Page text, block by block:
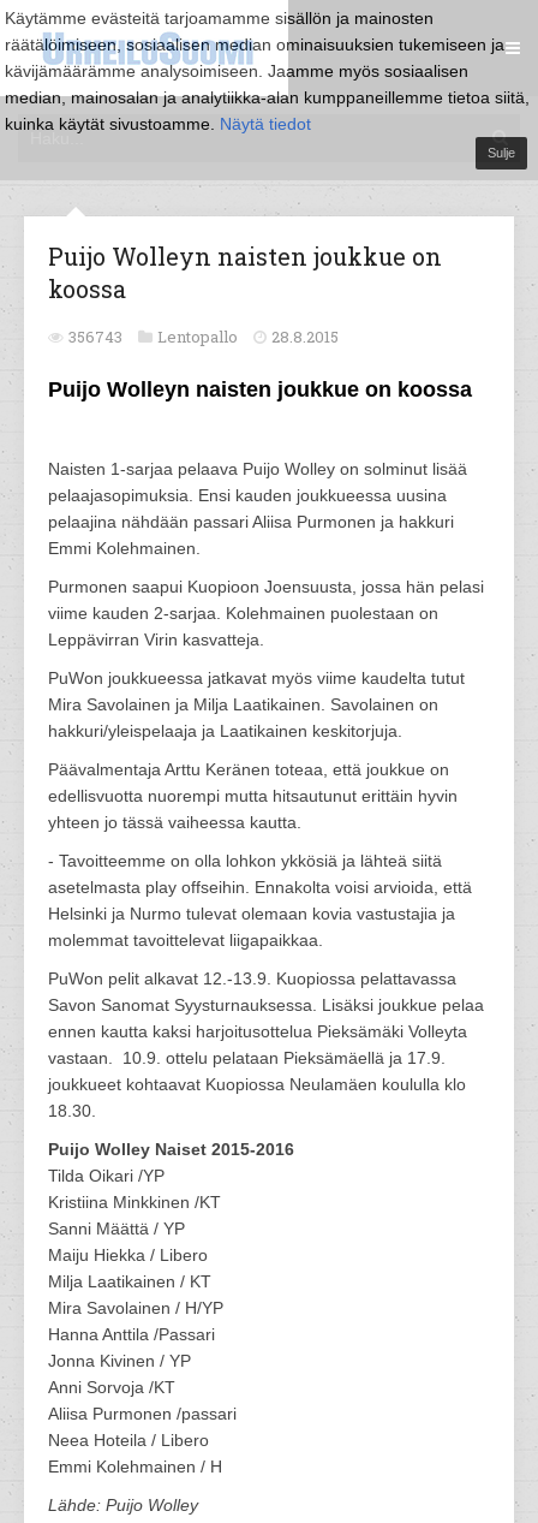
Käytämme evästeitä tarjoamamme sisällön ja mainosten
räätälöimiseen, sosiaalisen median ominaisuuksien tukemiseen ja
kävijämäärämme analysoimiseen. Jaamme myös sosiaalisen
median, mainosalan ja analytiikka-alan kumppaneillemme tietoa siitä,
kuinka käytät sivustoamme. Näytä tiedot
Sulje
Puijo Wolleyn naisten joukkue on
koossa
356743 Lentopallo 28.8.2015
Puijo Wolleyn naisten joukkue on koossa
Naisten 1-sarjaa pelaava Puijo Wolley on solminut lisää
pelaajasopimuksia. Ensi kauden joukkueessa uusina
pelaajina nähdään passari Aliisa Purmonen ja hakkuri
Emmi Kolehmainen.
Purmonen saapui Kuopioon Joensuusta, jossa hän pelasi
viime kauden 2-sarjaa. Kolehmainen puolestaan on
Leppävirran Virin kasvatteja.
PuWon joukkueessa jatkavat myös viime kaudelta tutut
Mira Savolainen ja Milja Laatikainen. Savolainen on
hakkuri/yleispelaaja ja Laatikainen keskitorjuja.
Päävalmentaja Arttu Keränen toteaa, että joukkue on
edellisvuotta nuorempi mutta hitsautunut erittäin hyvin
yhteen jo tässä vaiheessa kautta.
- Tavoitteemme on olla lohkon ykkösiä ja lähteä siitä
asetelmasta play offseihin. Ennakolta voisi arvioida, että
Helsinki ja Nurmo tulevat olemaan kovia vastustajia ja
molemmat tavoittelevat liigapaikkaa.
PuWon pelit alkavat 12.-13.9. Kuopiossa pelattavassa
Savon Sanomat Syysturnauksessa. Lisäksi joukkue pelaa
ennen kautta kaksi harjoitusottelua Pieksämäki Volleyta
vastaan. 10.9. ottelu pelataan Pieksämäellä ja 17.9.
joukkueet kohtaavat Kuopiossa Neulamäen koululla klo
18.30.
Puijo Wolley Naiset 2015-2016
Tilda Oikari /YP
Kristiina Minkkinen /KT
Sanni Määttä / YP
Maiju Hiekka / Libero
Milja Laatikainen / KT
Mira Savolainen / H/YP
Hanna Anttila /Passari
Jonna Kivinen / YP
Anni Sorvoja /KT
Aliisa Purmonen /passari
Neea Hoteila / Libero
Emmi Kolehmainen / H
Lähde: Puijo Wolley